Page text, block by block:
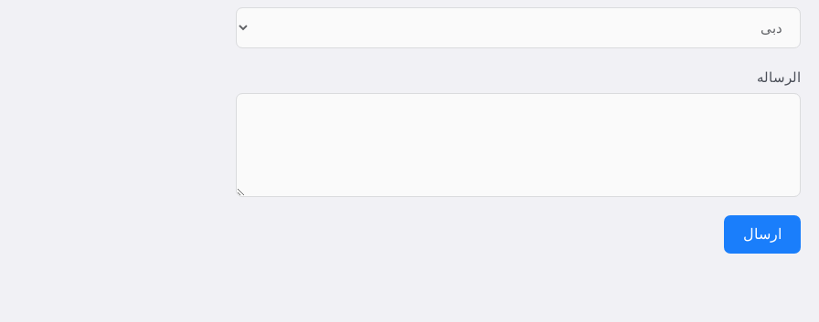
الرساله
ارسال